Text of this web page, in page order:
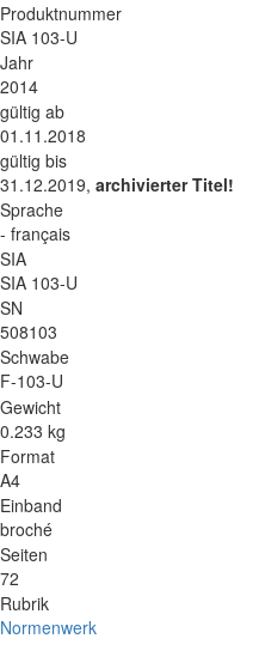
Produktnummer
SIA 103-U
Jahr
2014
gültig ab
01.11.2018
gültig bis
31.12.2019, archivierter Titel!
Sprache
- français
SIA
SIA 103-U
SN
508103
Schwabe
F-103-U
Gewicht
0.233 kg
Format
A4
Einband
broché
Seiten
72
Rubrik
Normenwerk